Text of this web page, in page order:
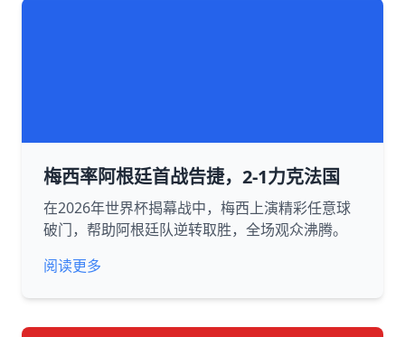
梅西率阿根廷首战告捷，2-1力克法国
在2026年世界杯揭幕战中，梅西上演精彩任意球
破门，帮助阿根廷队逆转取胜，全场观众沸腾。
阅读更多